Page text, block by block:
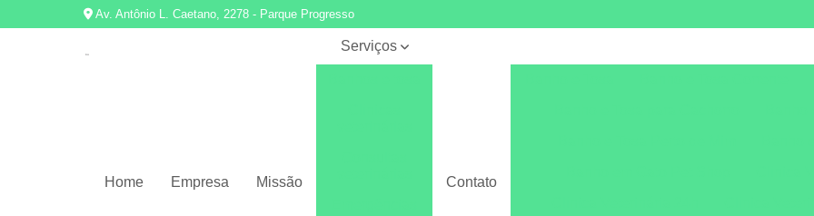
Av. Antônio L. Caetano, 2278 - Parque Progresso
Home Empresa Missão
Serviços
Contato